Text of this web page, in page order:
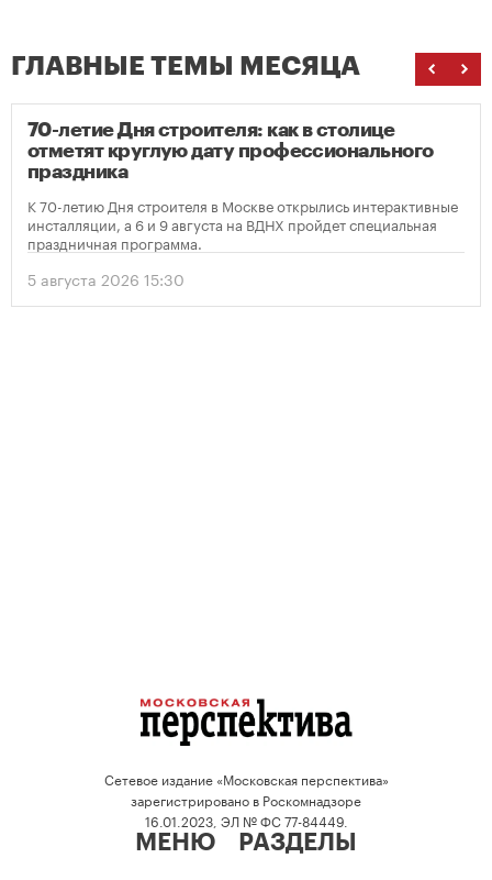
ГЛАВНЫЕ ТЕМЫ МЕСЯЦА
70-летие Дня строителя: как в столице
отметят круглую дату профессионального
праздника
К 70-летию Дня строителя в Москве открылись интерактивные
инсталляции, а 6 и 9 августа на ВДНХ пройдет специальная
праздничная программа.
5 августа 2026 15:30
Сетевое издание «Московская перспектива»
зарегистрировано в Роскомнадзоре
16.01.2023, ЭЛ № ФС 77-84449.
МЕНЮ РАЗДЕЛЫ